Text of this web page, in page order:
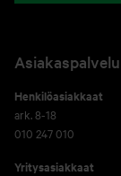
Asiakaspalvelu
Henkilöasiakkaat
ark. 8-18
010 247 010
Yritysasiakkaat